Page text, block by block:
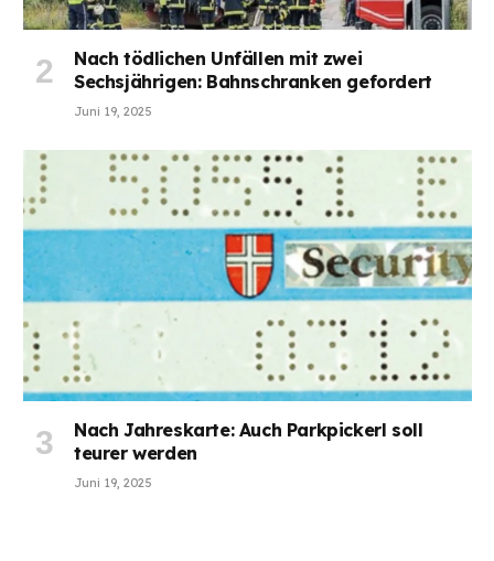
Nach tödlichen Unfällen mit zwei
Sechsjährigen: Bahnschranken gefordert
Juni 19, 2025
Nach Jahreskarte: Auch Parkpickerl soll
teurer werden
Juni 19, 2025